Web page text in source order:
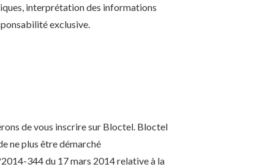
interprétation des informations
exclusive.
de vous inscrire sur Bloctel. Bloctel
ne plus être démarché
344 du 17 mars 2014 relative à la